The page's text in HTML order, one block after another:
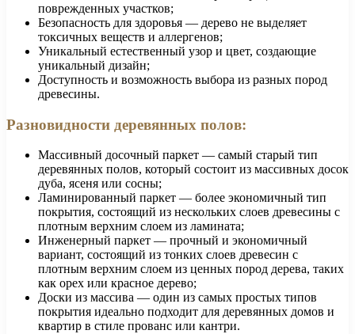
поврежденных участков;
Безопасность для здоровья — дерево не выделяет
токсичных веществ и аллергенов;
Уникальный естественный узор и цвет, создающие
уникальный дизайн;
Доступность и возможность выбора из разных пород
древесины.
Разновидности деревянных полов:
Массивный досочный паркет — самый старый тип
деревянных полов, который состоит из массивных досок
дуба, ясеня или сосны;
Ламинированный паркет — более экономичный тип
покрытия, состоящий из нескольких слоев древесины с
плотным верхним слоем из ламината;
Инженерный паркет — прочный и экономичный
вариант, состоящий из тонких слоев древесин с
плотным верхним слоем из ценных пород дерева, таких
как орех или красное дерево;
Доски из массива — один из самых простых типов
покрытия идеально подходит для деревянных домов и
квартир в стиле прованс или кантри.